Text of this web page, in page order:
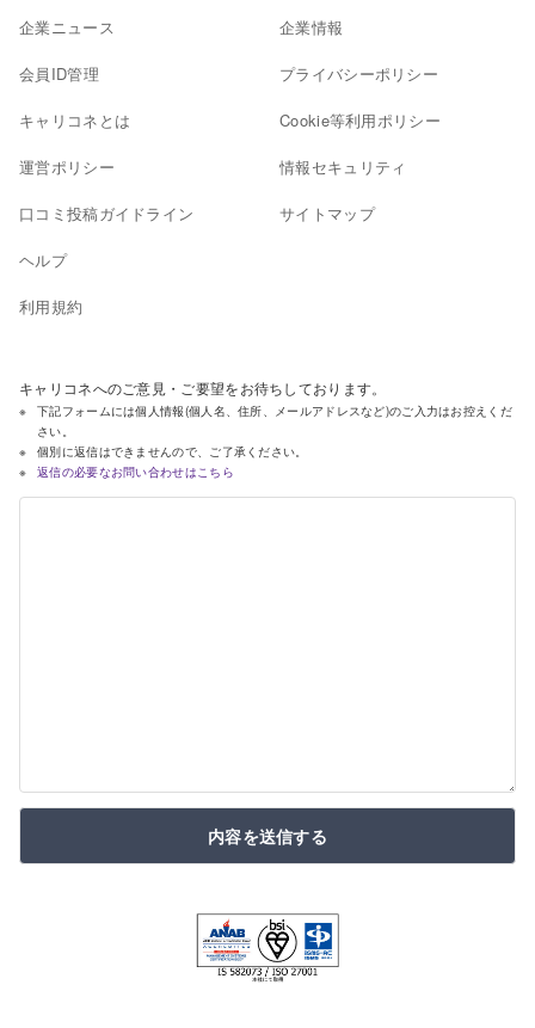
企業ニュース
会員ID管理
キャリコネとは
運営ポリシー
口コミ投稿ガイドライン
ヘルプ
利用規約
企業情報
プライバシーポリシー
Cookie等利用ポリシー
情報セキュリティ
サイトマップ
キャリコネへのご意見・ご要望をお待ちしております。
下記フォームには個人情報(個人名、住所、メールアドレスなど)のご入力はお控えくだ
さい。
個別に返信はできませんので、ご了承ください。
返信の必要なお問い合わせはこちら
内容を送信する